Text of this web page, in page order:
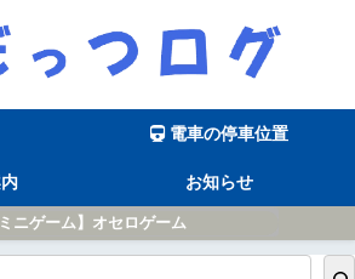
電車の停車位置
お知らせ
ミニゲーム】オセロゲーム